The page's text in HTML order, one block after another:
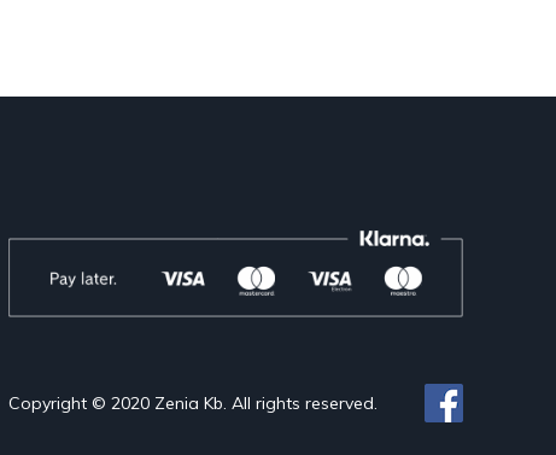
Copyright © 2020 Zenia Kb. All rights reserved.